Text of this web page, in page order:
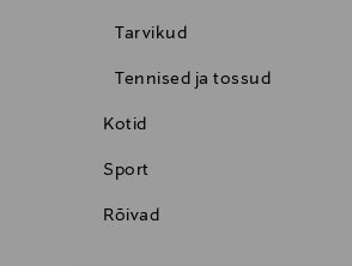
Tarvikud
Tennised ja tossud
Kotid
Sport
Rõivad